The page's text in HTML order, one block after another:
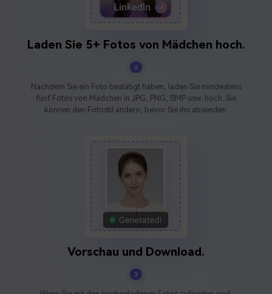
Laden Sie 5+ Fotos von Mädchen hoch.
2
Nachdem Sie ein Foto bestätigt haben, laden Sie mindestens
fünf Fotos von Mädchen in JPG, PNG, BMP usw. hoch. Sie
können den Fotostil ändern, bevor Sie ihn absenden.
Vorschau und Download.
3